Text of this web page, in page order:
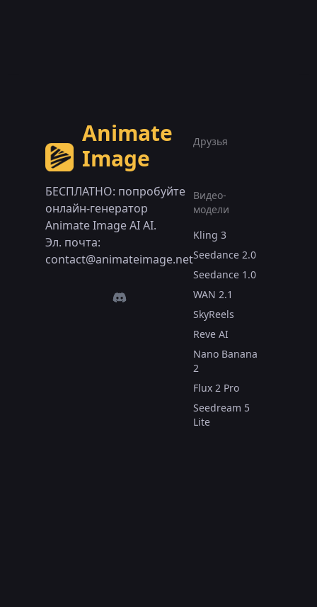
Animate
Image
БЕСПЛАТНО: попробуйте
онлайн-генератор
Animate Image AI AI.
Эл. почта:
contact@animateimage.net
Друзья
Видео-
модели
Kling 3
Seedance 2.0
Seedance 1.0
WAN 2.1
SkyReels
Reve AI
Nano Banana
2
Flux 2 Pro
Seedream 5
Lite